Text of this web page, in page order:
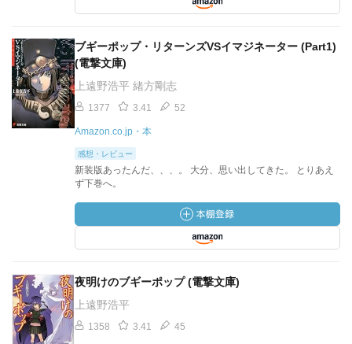
ブギーポップ・リターンズVSイマジネーター (Part1)
(電撃文庫)
上遠野浩平 緒方剛志
1377 3.41 52
Amazon.co.jp・本
感想・レビュー
新装版あったんだ、、、。 大分、思い出してきた。 とりあえ
ず下巻へ。
夜明けのブギーポップ (電撃文庫)
上遠野浩平
1358 3.41 45